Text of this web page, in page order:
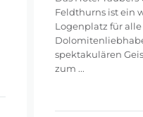
Feldthurns ist ein
Logenplatz für alle
spektakulären
zum ...